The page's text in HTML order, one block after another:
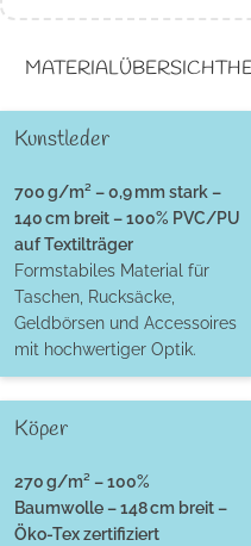
MATERIALÜBERSICHT
Kunstleder
700 g/m² – 0,9 mm stark –
140 cm breit – 100% PVC/PU
auf Textilträger
Formstabiles Material für
Taschen, Rucksäcke,
Geldbörsen und Accessoires
mit hochwertiger Optik.
Köper
270 g/m² – 100%
Baumwolle – 148 cm breit –
Öko-Tex zertifiziert